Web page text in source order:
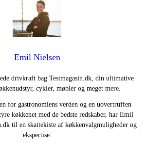
Emil Nielsen
drivkraft bag Testmagasin.dk, din ultimative
cykler, møbler og meget mere.
for gastronomiens verden og en uovertruffen
køkkenet med de bedste redskaber, har Emil
til en skattekiste af køkkenvalgmuligheder og
ekspertise.